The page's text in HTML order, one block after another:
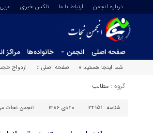
درباره انجمن ارتباط با ما تلکس خبری عربي
صفحه اصلی انجمن خانواده‌ها مراکز
شما اینجا هستید »
صفحه اصلی » ازدواج
گروه : مطالب
شناسه : 34151 20 دی 1386 انجمن نجات